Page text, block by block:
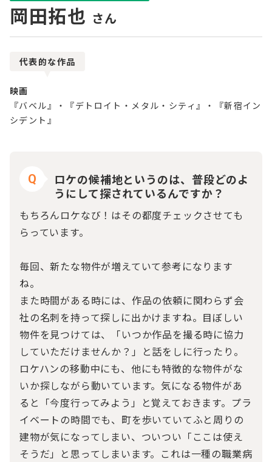
岡田拓也 さん
代表的な作品
映画
『バベル』・『デトロイト・メタル・シティ』・『新宿イン
シデント』
Q
ロケの候補地というのは、普段どのよ
うにして探されているんですか？
もちろんロケなび！はその都度チェックさせても
らっています。
毎回、新たな物件が増えていて参考になります
ね。
また時間がある時には、作品の依頼に関わらず会
社の名刺を持って探しに出かけますね。目ぼしい
物件を見つけては、「いつか作品を撮る時に協力
していただけませんか？」と話をしに行ったり。
ロケハンの移動中にも、他にも特徴的な物件がな
いか探しながら動いています。気になる物件があ
ると「今度行ってみよう」と覚えておきます。プラ
イベートの時間でも、町を歩いていてふと周りの
建物が気になってしまい、ついつい「ここは使え
そうだ」と思ってしまいます。これは一種の職業病